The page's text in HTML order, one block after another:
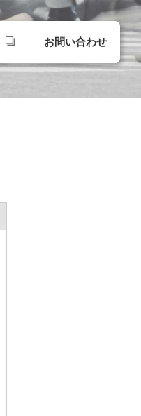
お問い合わせ